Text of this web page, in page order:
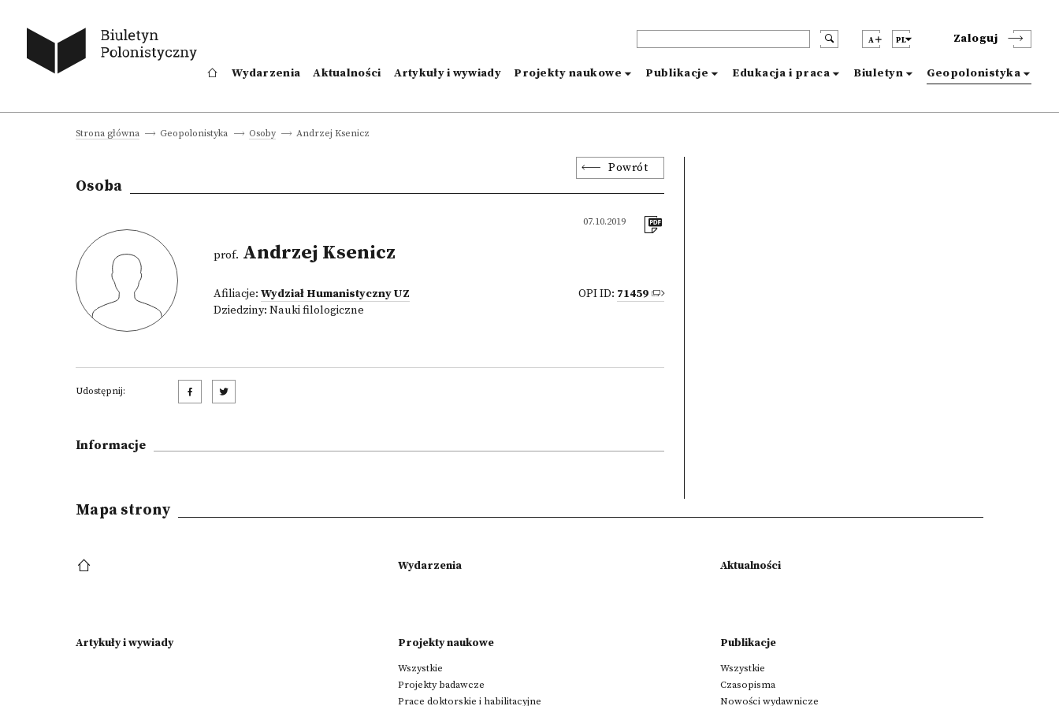
A PL Zaloguj
Wydarzenia Aktualności Artykuły i wywiady Projekty naukowe Publikacje Edukacja i praca Biuletyn Geopolonistyka
Strona główna Geopolonistyka Osoby Andrzej Ksenicz
Powrót
Osoba
07.10.2019
prof. Andrzej Ksenicz
Afiliacje: Wydział Humanistyczny UZ
Dziedziny: Nauki filologiczne
OPI ID: 71459
Udostępnij:
Informacje
Mapa strony
Wydarzenia Aktualności
Artykuły i wywiady Projekty naukowe
Wszystkie
Projekty badawcze
Prace doktorskie i habilitacyjne
Publikacje
Wszystkie
Czasopisma
Nowości wydawnicze